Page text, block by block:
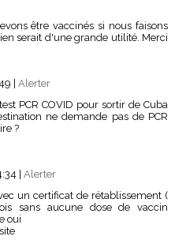
être vaccinés si nous faisons
serait d'une grande utilité. Merci
Alerter
PCR COVID pour sortir de Cuba
ne demande pas de PCR
?
Alerter
un certificat de rétablissement (
sans aucune dose de vaccin
oui